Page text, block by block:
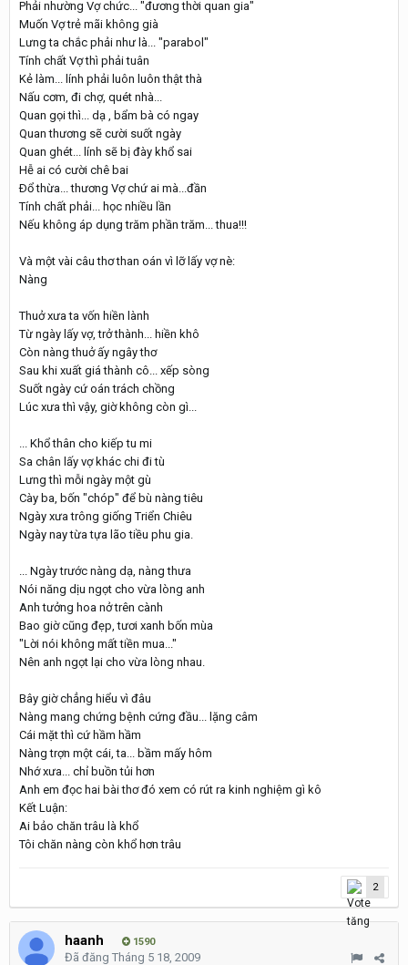
Phải nhường Vợ chức... "đương thời quan gia"
Muốn Vợ trẻ mãi không già
Lưng ta chắc phải như là... "parabol"
Tính chất Vợ thì phải tuân
Kẻ làm... lính phải luôn luôn thật thà
Nấu cơm, đi chợ, quét nhà...
Quan gọi thì... dạ , bẩm bà có ngay
Quan thương sẽ cười suốt ngày
Quan ghét... lính sẽ bị đày khổ sai
Hễ ai có cười chê bai
Ðổ thừa... thương Vợ chứ ai mà...đần
Tính chất phải... học nhiều lần
Nếu không áp dụng trăm phần trăm... thua!!!
Và một vài câu thơ than oán vì lỡ lấy vợ nè:
Nàng
Thuở xưa ta vốn hiền lành
Từ ngày lấy vợ, trở thành... hiền khô
Còn nàng thuở ấy ngây thơ
Sau khi xuất giá thành cô... xếp sòng
Suốt ngày cứ oán trách chồng
Lúc xưa thì vậy, giờ không còn gì...
... Khổ thân cho kiếp tu mi
Sa chân lấy vợ khác chi đi tù
Lưng thì mỗi ngày một gù
Cày ba, bốn "chóp" để bù nàng tiêu
Ngày xưa trông giống Triển Chiêu
Ngày nay từa tựa lão tiều phu gia.
... Ngày trước nàng dạ, nàng thưa
Nói năng dịu ngọt cho vừa lòng anh
Anh tưởng hoa nở trên cành
Bao giờ cũng đẹp, tươi xanh bốn mùa
"Lời nói không mất tiền mua..."
Nên anh ngọt lại cho vừa lòng nhau.
Bây giờ chẳng hiểu vì đâu
Nàng mang chứng bệnh cứng đầu... lặng câm
Cái mặt thì cứ hầm hầm
Nàng trợn một cái, ta... bầm mấy hôm
Nhớ xưa... chỉ buồn tủi hơn
Anh em đọc hai bài thơ đó xem có rút ra kinh nghiệm gì kô
Kết Luận:
Ai bảo chăn trâu là khổ
Tôi chăn nàng còn khổ hơn trâu
2
haanh 1590
Đã đăng Tháng 5 18, 2009